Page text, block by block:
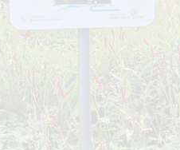
besturen om zich
komende
kwetsbaarheden
en